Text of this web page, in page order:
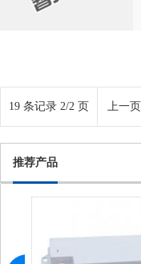
19 条记录 2/2 页 上一页
推荐产品